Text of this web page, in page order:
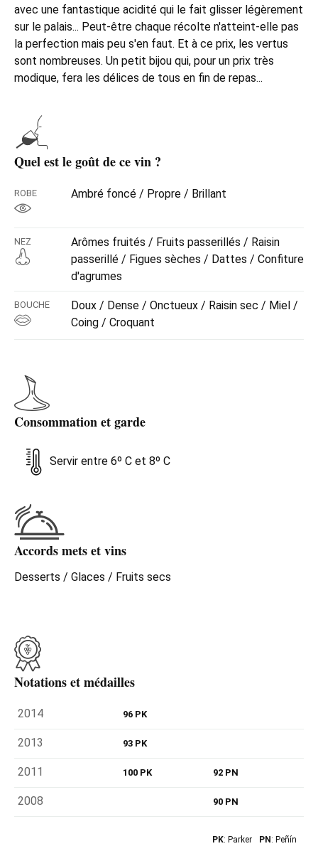
avec une fantastique acidité qui le fait glisser légèrement
sur le palais... Peut-être chaque récolte n'atteint-elle pas
la perfection mais peu s'en faut. Et à ce prix, les vertus
sont nombreuses. Un petit bijou qui, pour un prix très
modique, fera les délices de tous en fin de repas...
Quel est le goût de ce vin ?
ROBE Ambré foncé / Propre / Brillant
NEZ
Arômes fruités / Fruits passerillés / Raisin
passerillé / Figues sèches / Dattes / Confiture
d'agrumes
BOUCHE
Doux / Dense / Onctueux / Raisin sec / Miel /
Coing / Croquant
Consommation et garde
Servir entre 6º C et 8º C
Accords mets et vins
Desserts / Glaces / Fruits secs
Notations et médailles
2014 96 PK
2013 93 PK
2011 100 PK 92 PN
2008 90 PN
PK: Parker PN: Peñín